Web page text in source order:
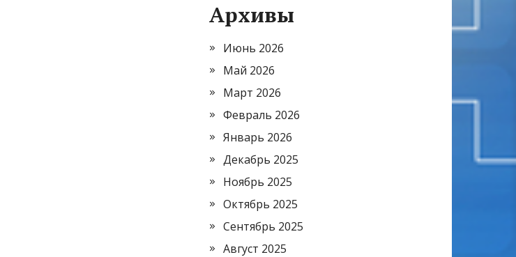
Архивы
Июнь 2026
Май 2026
Март 2026
Февраль 2026
Январь 2026
Декабрь 2025
Ноябрь 2025
Октябрь 2025
Сентябрь 2025
Август 2025